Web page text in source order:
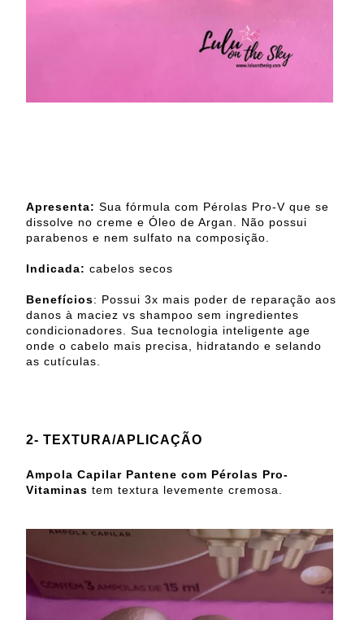
Apresenta: Sua fórmula com Pérolas Pro-V que se
dissolve no creme e Óleo de Argan. Não possui
parabenos e nem sulfato na composição.
Indicada: cabelos secos
Benefícios: Possui 3x mais poder de reparação aos
danos à maciez vs shampoo sem ingredientes
condicionadores. Sua tecnologia inteligente age
onde o cabelo mais precisa, hidratando e selando
as cutículas.
2- TEXTURA/APLICAÇÃO
Ampola Capilar Pantene com Pérolas Pro-
Vitaminas tem textura levemente cremosa.